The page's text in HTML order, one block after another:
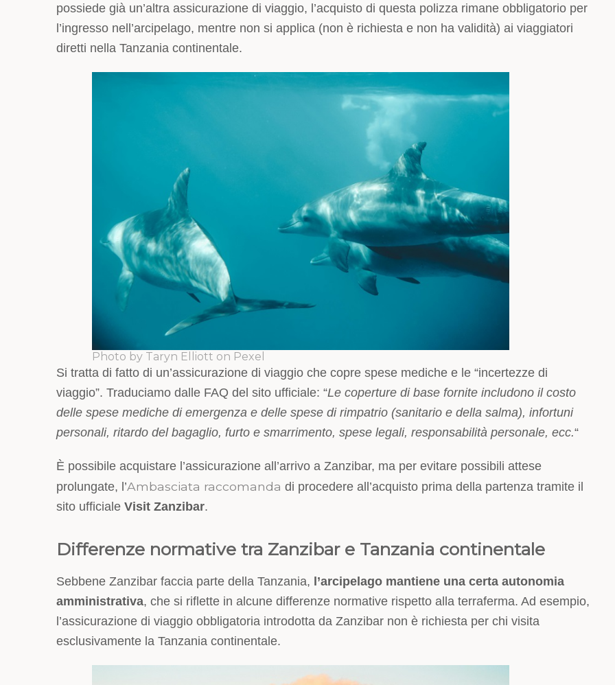
possiede già un’altra assicurazione di viaggio, l’acquisto di questa polizza rimane obbligatorio per
l’ingresso nell’arcipelago, mentre non si applica (non è richiesta e non ha validità) ai viaggiatori
diretti nella Tanzania continentale.
Photo by Taryn Elliott on Pexel
Si tratta di fatto di un’assicurazione di viaggio che copre spese mediche e le “incertezze di
viaggio”. Traduciamo dalle FAQ del sito ufficiale: “Le coperture di base fornite includono il costo
delle spese mediche di emergenza e delle spese di rimpatrio (sanitario e della salma), infortuni
personali, ritardo del bagaglio, furto e smarrimento, spese legali, responsabilità personale, ecc.“
È possibile acquistare l’assicurazione all’arrivo a Zanzibar, ma per evitare possibili attese
prolungate, l’Ambasciata raccomanda di procedere all’acquisto prima della partenza tramite il
sito ufficiale Visit Zanzibar.
Differenze normative tra Zanzibar e Tanzania continentale
Sebbene Zanzibar faccia parte della Tanzania, l’arcipelago mantiene una certa autonomia
amministrativa, che si riflette in alcune differenze normative rispetto alla terraferma. Ad esempio,
l’assicurazione di viaggio obbligatoria introdotta da Zanzibar non è richiesta per chi visita
esclusivamente la Tanzania continentale.